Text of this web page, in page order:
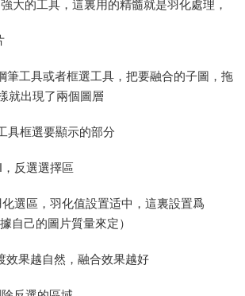
大的工具，這裏用的精髓就是羽化處理，
筆工具或者框選工具，把要融合的子圖，拖
就出現了兩個圖層
具框選要顯示的部分
反選選擇區
選區，羽化值設置适中，這裏設置爲
自己的圖片質量來定）
效果越自然，融合效果越好